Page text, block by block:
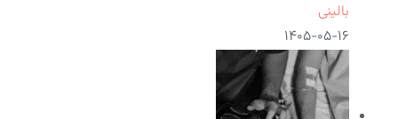
بالینی
۱۴۰۵-۰۵-۱۶